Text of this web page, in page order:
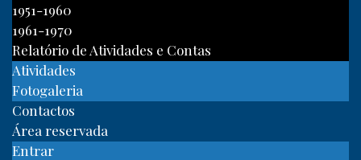
1951-1960
1961-1970
Relatório de Atividades e Contas
Atividades
Fotogaleria
Contactos
Área reservada
Entrar